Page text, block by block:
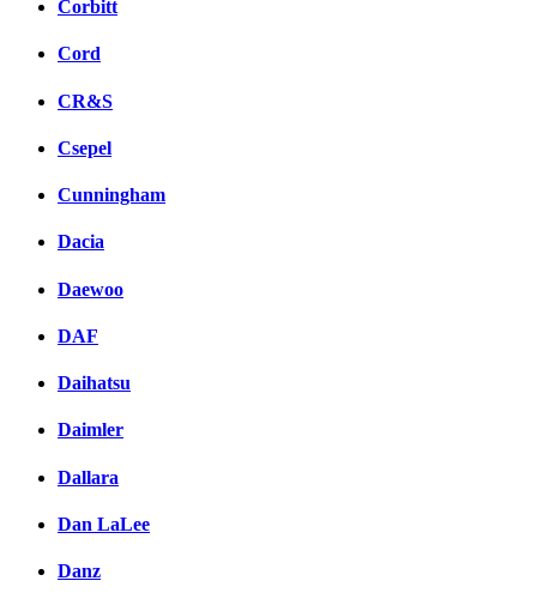
Corbitt
Cord
CR&S
Csepel
Cunningham
Dacia
Daewoo
DAF
Daihatsu
Daimler
Dallara
Dan LaLee
Danz